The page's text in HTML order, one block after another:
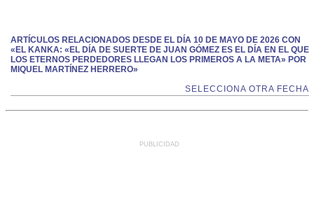
ARTÍCULOS RELACIONADOS DESDE EL DÍA 10 DE MAYO DE 2026 CON
«EL KANKA: «EL DÍA DE SUERTE DE JUAN GÓMEZ ES EL DÍA EN EL QUE
LOS ETERNOS PERDEDORES LLEGAN LOS PRIMEROS A LA META» POR
MIQUEL MARTÍNEZ HERRERO»
SELECCIONA OTRA FECHA
PUBLICIDAD